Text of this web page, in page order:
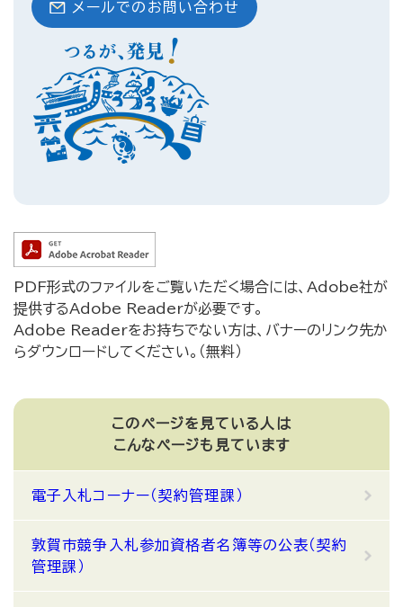
メールでのお問い合わせ
PDF形式のファイルをご覧いただく場合には、Adobe社が
提供するAdobe Readerが必要です。
Adobe Readerをお持ちでない方は、バナーのリンク先か
らダウンロードしてください。（無料）
このページを見ている人は
こんなページも見ています
電子入札コーナー（契約管理課）
敦賀市競争入札参加資格者名簿等の公表（契約
管理課）